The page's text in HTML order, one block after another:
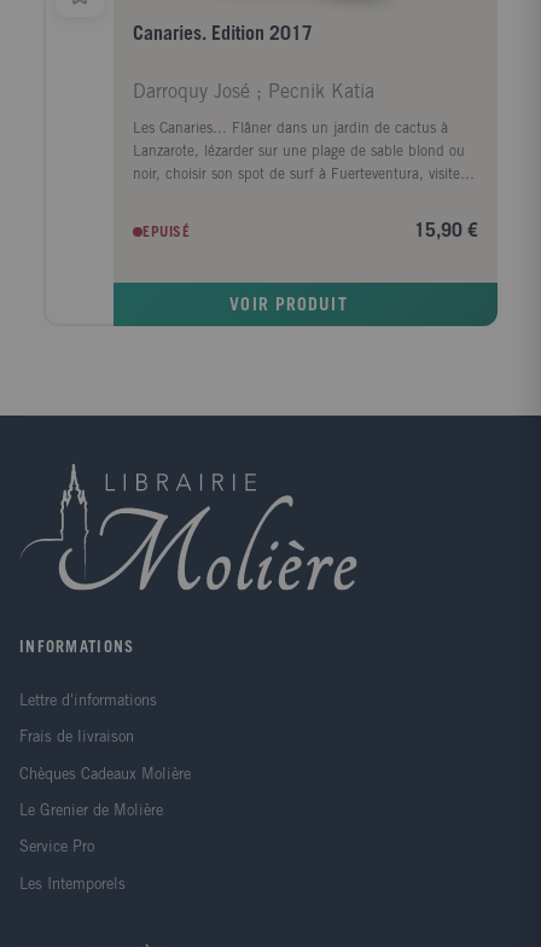
Canaries. Edition 2017
Darroquy José ; Pecnik Katia
Les Canaries... Flâner dans un jardin de cactus à
Lanzarote, lézarder sur une plage de sable blond ou
noir, choisir son spot de surf à Fuerteventura, visiter
randonner sur un volcan, se régaler de tapas à
Tenerife... À vous de choisir ! Complet Toutes les
d'adresses authentiques choisies par nos auteurs-
gastronomie de l'archipel.
EPUISÉ 15,90 €
VOIR PRODUIT
INFORMATIONS
Lettre d'informations
Frais de livraison
Chèques Cadeaux Molière
Le Grenier de Molière
Service Pro
Les Intemporels